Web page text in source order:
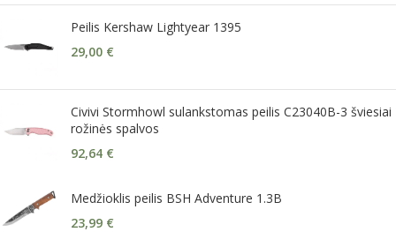
Peilis Kershaw Lightyear 1395
29,00 €
Civivi Stormhowl sulankstomas peilis C23040B-3 šviesiai
rožinės spalvos
92,64 €
Medžioklis peilis BSH Adventure 1.3B
23,99 €